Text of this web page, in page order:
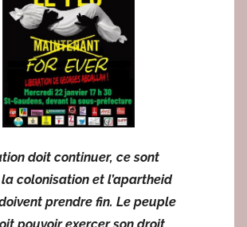
d
a
c
2
doit continuer, ce sont
colonisation et l’apartheid
prendre fin. Le peuple